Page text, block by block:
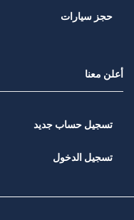
حجز سيارات
أعلن معنا
تسجيل حساب جديد
تسجيل الدخول